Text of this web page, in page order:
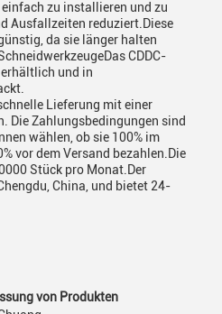
zu installieren und zu
Ausfallzeiten reduziert.Diese
da sie länger halten
CDDC-
und in
Lieferung mit einer
Die Zahlungsbedingungen sind
wählen, ob sie 100% im
vor dem Versand bezahlen.Die
Stück pro Monat.Der
China, und bietet 24-
von Produkten